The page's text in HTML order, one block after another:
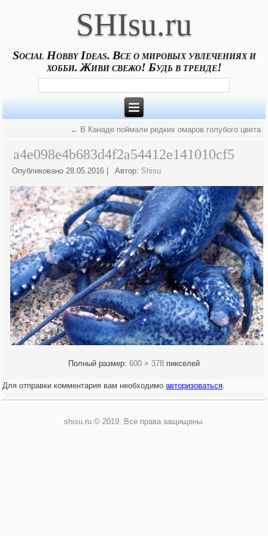
SHIsu.ru
Social Hobby Ideas. Все о мировых увлечениях и
хобби. Живи свежо! Будь в тренде!
← В Канаде поймали редких омаров голубого цвета
a4e098e4b683d4f2a54412e141010cf5
Опубликовано 28.05.2016 Автор: Shisu
Полный размер: 600 × 378 пикселей
Для отправки комментария вам необходимоавторизоваться.
shisu.ru © 2019. Все права защищены.